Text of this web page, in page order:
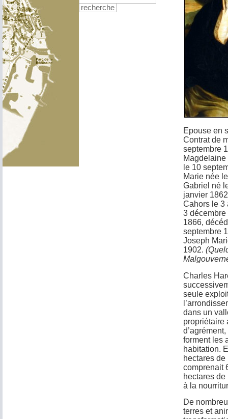
recherche
Epouse en
Contrat de
septembre
le 10
Marie née
Gabriel né
janvier
Cahors le 3
3
1866,
septembre
Joseph
1902.
Charles
seule
dans un
propriétaire
forment les
habitation.
hectares
comprenait
hectares
à la
De
terres et